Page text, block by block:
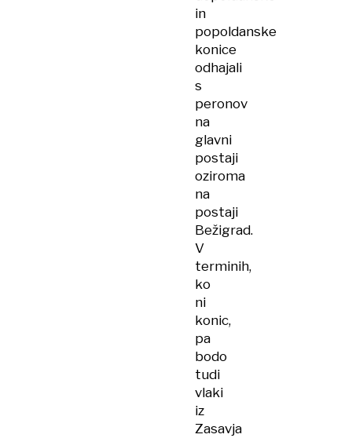
in
popoldanske
konice
odhajali
s
peronov
na
glavni
postaji
oziroma
na
postaji
Bežigrad.
V
terminih,
ko
ni
konic,
pa
bodo
tudi
vlaki
iz
Zasavja